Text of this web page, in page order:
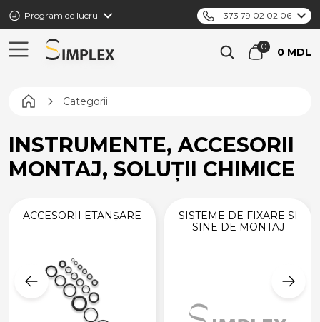
Program de lucru +373 79 02 02 06
0 MDL
Pagina principală
Categorii
INSTRUMENTE, ACCESORII
MONTAJ, SOLUȚII CHIMICE
ACCESORII ETANȘARE
SISTEME DE FIXARE SI
SINE DE MONTAJ